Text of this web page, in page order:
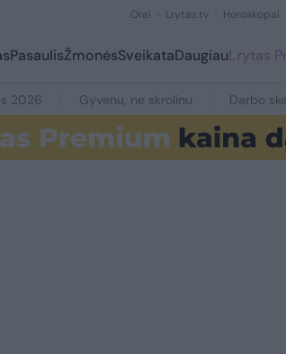
Orai Lrytas.tv Horoskopai
PasaulisŽmonėsSveikataDaugiauLrytas
2026 Gyvenu, ne skrolinu Darbo